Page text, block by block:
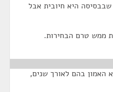
שבבסיסה היא חיובית אבל
ממש טרם הבחירות.
האמון בהם לאורך שנים,